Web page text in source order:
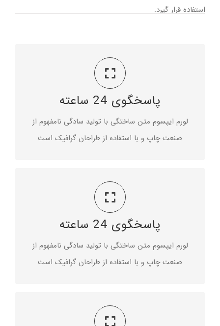
استفاده قرار گیرد.
پاسخگوی 24 ساعته
لورم ایپسوم متن ساختگی با تولید سادگی نامفهوم از
صنعت چاپ و با استفاده از طراحان گرافیک است
مناسب برای صفحه نمایش
لورم ایپسوم متن ساختگی با تولید سادگی نامفهوم با
پاسخگوی 24 ساعته
لورم ایپسوم متن ساختگی با تولید سادگی نامفهوم از
صنعت چاپ و با استفاده از طراحان گرافیک است
مناسب برای صفحه نمایش
لورم ایپسوم متن ساختگی با تولید سادگی نامفهوم با